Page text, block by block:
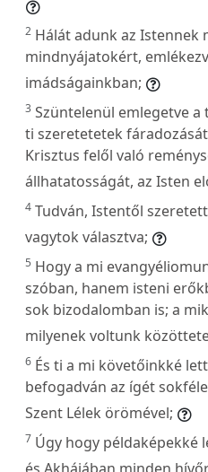
2 Hálát adunk az Istennek
mindnyájatokért,
imádságainkban;
3 Szüntelenül emlegetve
ti szeretetetek
Krisztus felől való
állhatatosságát, az Isten
4 Tudván, Istentől
vagytok választva;
5 Hogy a mi
szóban, hanem isteni
sok bizodalomban is; a
milyenek voltunk
6 És ti a mi követőinkké
befogadván az ígét
Szent Lélek örömével;
7 Úgy hogy példaképekké